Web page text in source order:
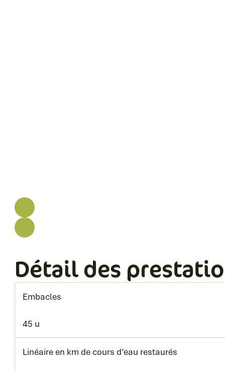
Détail des
Embacles
45 u
Linéaire en km de cours d’eau restaurés